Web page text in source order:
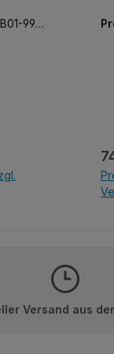
9900
Versand aus